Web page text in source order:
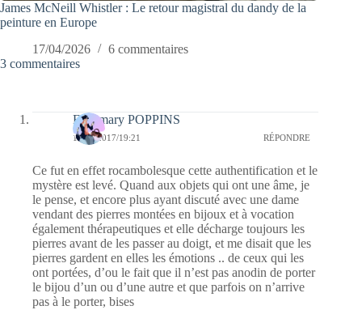
James McNeill Whistler : Le retour magistral du dandy de la
peinture en Europe
17/04/2026
6 commentaires
3 commentaires
Fabymary POPPINS
18/05/2017/19:21 RÉPONDRE
Ce fut en effet rocambolesque cette authentification et le
mystère est levé. Quand aux objets qui ont une âme, je
le pense, et encore plus ayant discuté avec une dame
vendant des pierres montées en bijoux et à vocation
également thérapeutiques et elle décharge toujours les
pierres avant de les passer au doigt, et me disait que les
pierres gardent en elles les émotions .. de ceux qui les
ont portées, d’ou le fait que il n’est pas anodin de porter
le bijou d’un ou d’une autre et que parfois on n’arrive
pas à le porter, bises